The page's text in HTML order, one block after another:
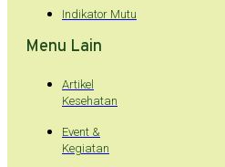
Indikator Mutu
Menu Lain
Artikel
Kesehatan
Event &
Kegiatan